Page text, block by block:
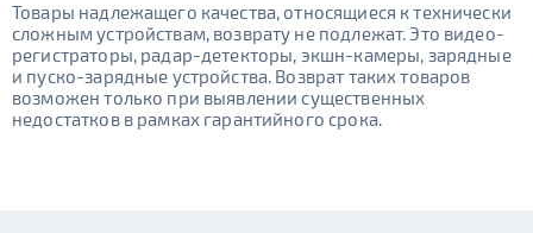
Товары надлежащего качества, относящиеся к технически
сложным устройствам, возврату не подлежат. Это видео-
регистраторы, радар-детекторы, экшн-камеры, зарядные
и пуско-зарядные устройства. Возврат таких товаров
возможен только при выявлении существенных
недостатков в рамках гарантийного срока.